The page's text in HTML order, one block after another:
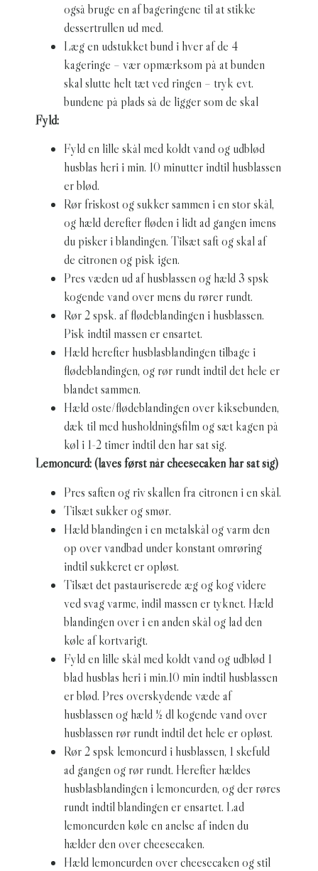
også bruge en af bageringene til at stikke
dessertrullen ud med.
Læg en udstukket bund i hver af de 4
kageringe – vær opmærksom på at bunden
skal slutte helt tæt ved ringen – tryk evt.
bundene på plads så de ligger som de skal
Fyld:
Fyld en lille skål med koldt vand og udblød
husblas heri i min. 10 minutter indtil husblassen
er blød.
Rør friskost og sukker sammen i en stor skål,
og hæld derefter fløden i lidt ad gangen imens
du pisker i blandingen. Tilsæt saft og skal af
de citronen og pisk igen.
Pres væden ud af husblassen og hæld 3 spsk
kogende vand over mens du rører rundt.
Rør 2 spsk. af flødeblandingen i husblassen.
Pisk indtil massen er ensartet.
Hæld herefter husblasblandingen tilbage i
flødeblandingen, og rør rundt indtil det hele er
blandet sammen.
Hæld oste/flødeblandingen over kiksebunden,
dæk til med husholdningsfilm og sæt kagen på
køl i 1-2 timer indtil den har sat sig.
Lemoncurd: (laves først når cheesecaken har sat sig)
Pres saften og riv skallen fra citronen i en skål.
Tilsæt sukker og smør.
Hæld blandingen i en metalskål og varm den
op over vandbad under konstant omrøring
indtil sukkeret er opløst.
Tilsæt det pastauriserede æg og kog videre
ved svag varme, indil massen er tyknet. Hæld
blandingen over i en anden skål og lad den
køle af kortvarigt.
Fyld en lille skål med koldt vand og udblød 1
blad husblas heri i min.10 min indtil husblassen
er blød. Pres overskydende væde af
husblassen og hæld ½ dl kogende vand over
husblassen rør rundt indtil det hele er opløst.
Rør 2 spsk lemoncurd i husblassen, 1 skefuld
ad gangen og rør rundt. Herefter hældes
husblasblandingen i lemoncurden, og der røres
rundt indtil blandingen er ensartet. Lad
lemoncurden køle en anelse af inden du
hælder den over cheesecaken.
Hæld lemoncurden over cheesecaken og stil